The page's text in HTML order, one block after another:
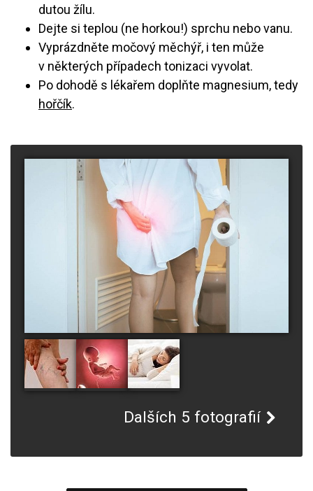
dutou žílu.
Dejte si teplou (ne horkou!) sprchu nebo vanu.
Vyprázdněte močový měchýř, i ten může
v některých případech tonizaci vyvolat.
Po dohodě s lékařem doplňte magnesium, tedy
hořčík.
Dalších 5 fotografií